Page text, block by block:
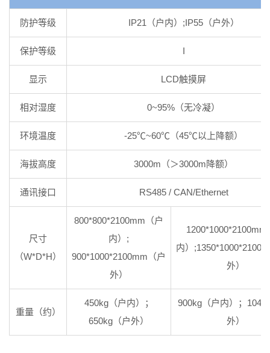
防护等级 IP21（户内）;IP55（户外）
保护等级 I
显示 LCD触摸屏
相对湿度 0~95%（无冷凝）
环境温度 -25℃~60℃（45℃以上降额）
海拔高度 3000m（＞3000m降额）
通讯接口 RS485 / CAN/Ethernet
尺寸
（W*D*H）
800*800*2100mm（户
内）;
900*1000*2100mm（户
外）
1200*1000*2100mm
内）
外）
重量（约）
450kg（户内）；
650kg（户外）
900kg（户内）；
外）